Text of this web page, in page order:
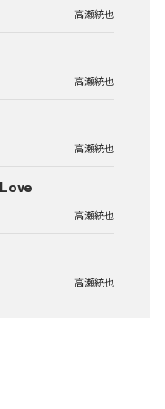
高瀬統也
高瀬統也
高瀬統也
高瀬統也
高瀬統也